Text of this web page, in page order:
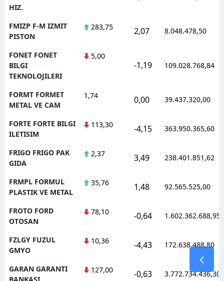
HIZ.
FMIZP F-M IZMIT
PISTON
283,75 2,07 8.048.478,50
FONET FONET
BILGI
TEKNOLOJILERI
5,00
-1,19 109.028.768,84
FORMT FORMET
METAL VE CAM
1,74 0,00 39.437.320,00
FORTE FORTE BILGI
ILETISIM
113,30 -4,15 363.950.365,60
FRIGO FRIGO PAK
GIDA
2,37 3,49 238.401.851,62
FRMPL FORMUL
PLASTIK VE METAL
35,76 1,48 92.565.525,00
FROTO FORD
OTOSAN
78,10 -0,64 1.602.362.688,95
FZLGY FUZUL
GMYO
10,36 -4,43 172.638.488,80
GARAN GARANTI
BANKASI
127,00 -0,63 3.772.734.436,30